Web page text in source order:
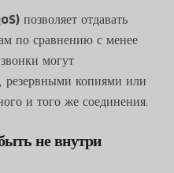
позволяет отдавать
по сравнению с менее
могут
резервными копиями или
и того же соединения.
не внутри